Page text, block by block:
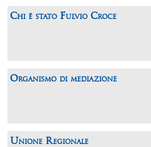
Chi è stato Fulvio Croce
Organismo di mediazione
Unione Regionale